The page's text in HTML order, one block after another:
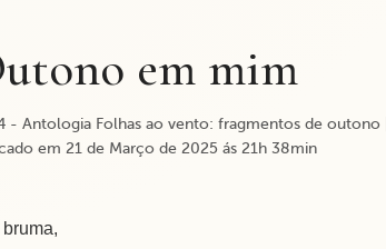
em mim
- Antologia Folhas ao vento: fragmentos de outono|
em 21 de Março de 2025 ás 21h 38min